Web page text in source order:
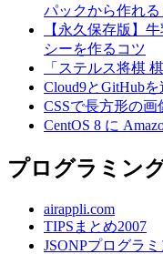
パックから作れる
【永久保存版】
シーを作るコツ
「ステルス将棋
Cloud9とGitHub
CSSで長方形の
CentOS 8 に
プログラミン
airappli.com
TIPSまとめ2007
JSONPプログラ